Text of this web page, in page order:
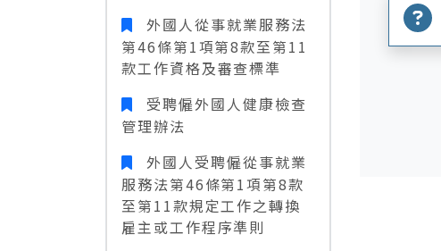
外國人從事就業服務法
第46條第1項第8款至第11
款工作資格及審查標準
受聘僱外國人健康檢查
管理辦法
外國人受聘僱從事就業
服務法第46條第1項第8款
至第11款規定工作之轉換
雇主或工作程序準則